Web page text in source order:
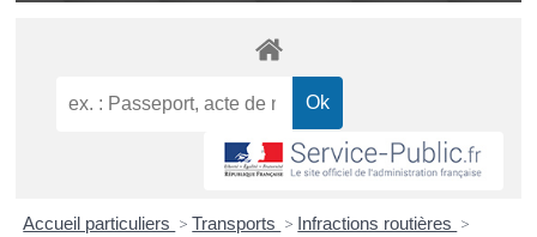
Accueil particuliers > Transports > Infractions routières >